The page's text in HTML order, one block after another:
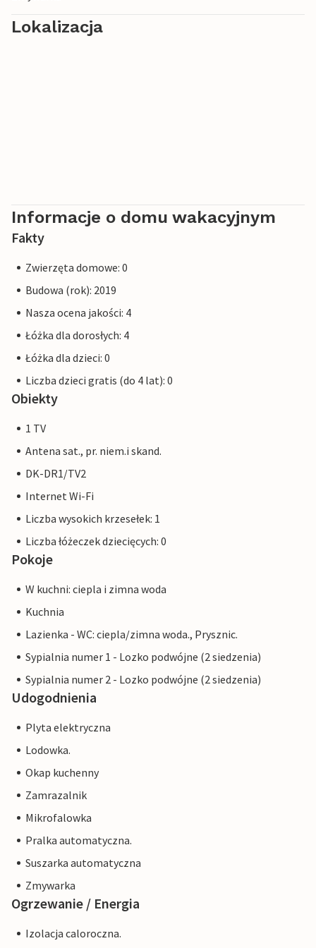
Lokalizacja
Informacje o domu wakacyjnym
Fakty
Zwierzęta domowe: 0
Budowa (rok): 2019
Nasza ocena jakości: 4
Łóżka dla dorosłych: 4
Łóżka dla dzieci: 0
Liczba dzieci gratis (do 4 lat): 0
Obiekty
1 TV
Antena sat., pr. niem.i skand.
DK-DR1/TV2
Internet Wi-Fi
Liczba wysokich krzesełek: 1
Liczba łóżeczek dziecięcych: 0
Pokoje
W kuchni: ciepla i zimna woda
Kuchnia
Lazienka - WC: ciepla/zimna woda., Prysznic.
Sypialnia numer 1 - Lozko podwójne (2 siedzenia)
Sypialnia numer 2 - Lozko podwójne (2 siedzenia)
Udogodnienia
Plyta elektryczna
Lodowka.
Okap kuchenny
Zamrazalnik
Mikrofalowka
Pralka automatyczna.
Suszarka automatyczna
Zmywarka
Ogrzewanie / Energia
Izolacja caloroczna.